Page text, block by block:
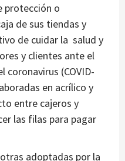
protección o
de sus tiendas y
de cuidar la salud y
y clientes ante el
coronavirus (COVID-
en acrílico y
entre cajeros y
las filas para pagar
adoptadas por la